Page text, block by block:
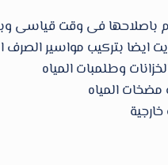
باصلاحها فى وقت قياسى
ايضا بتركيب مواسير الصرف
وطلمبات المياه
مضخات المياه